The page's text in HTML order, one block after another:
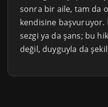
sonra bir aile, tam da
kendisine
sezgi ya da şans; bu
değil, duyguyla da